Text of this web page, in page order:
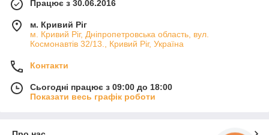
Працює з 30.06.2016
м. Кривий Ріг
м. Кривий Ріг, Дніпропетровська область, вул.
Космонавтів 32/13., Кривий Ріг, Україна
Контакти
Сьогодні працює з 09:00 до 18:00
Показати весь графік роботи